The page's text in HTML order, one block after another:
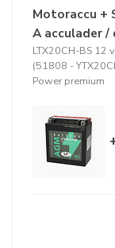
Motoraccu +
A acculader
LTX20CH-BS 12
(51808 -
Power premium